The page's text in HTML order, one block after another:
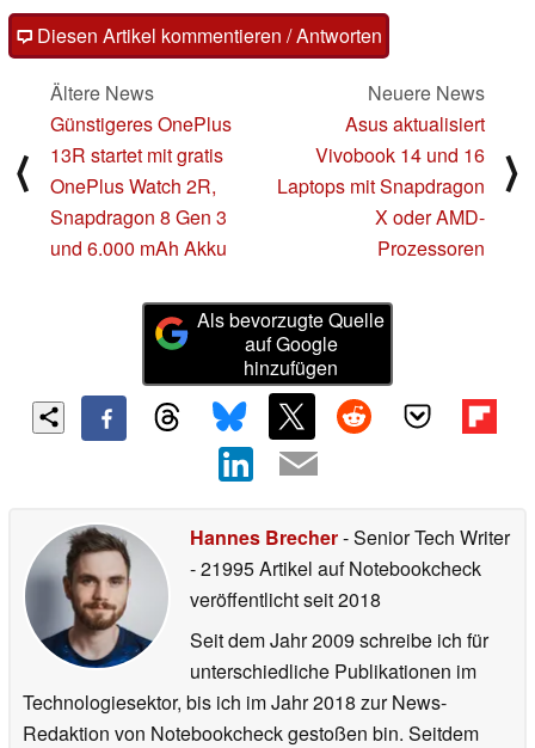
Diesen Artikel kommentieren / Antworten
⟨
Ältere News
Günstigeres OnePlus
13R startet mit gratis
OnePlus Watch 2R,
Snapdragon 8 Gen 3
und 6.000 mAh Akku
Neuere News
Asus aktualisiert
Vivobook 14 und 16
Laptops mit Snapdragon
X oder AMD-
Prozessoren
⟩
Als bevorzugte Quelle
auf Google
hinzufügen
Hannes Brecher- Senior Tech Writer
- 21995 Artikel auf Notebookcheck
veröffentlichtseit 2018
Seit dem Jahr 2009 schreibe ich für
unterschiedliche Publikationen im
Technologiesektor, bis ich im Jahr 2018 zur News-
Redaktion von Notebookcheck gestoßen bin. Seitdem